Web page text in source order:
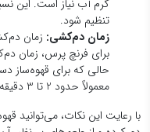
کند، تجربه بی‌نظیر طعم‌های
قهوه تک خاستگاه یا همان
مناسب و آگاهی از روش‌های
این نوشیدنی لذت‌بخش برد.